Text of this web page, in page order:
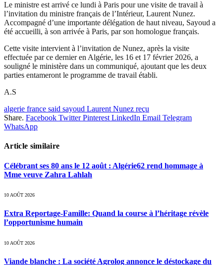
Le ministre est arrivé ce lundi à Paris pour une visite de travail à
l’invitation du ministre français de l’Intérieur, Laurent Nunez.
Accompagné d’une importante délégation de haut niveau, Sayoud a
été accueilli, à son arrivée à Paris, par son homologue français.
Cette visite intervient à l’invitation de Nunez, après la visite
effectuée par ce dernier en Algérie, les 16 et 17 février 2026, a
souligné le ministère dans un communiqué, ajoutant que les deux
parties entameront le programme de travail établi.
A.S
algerie france said sayoud Laurent Nunez reçu
Share. Facebook Twitter Pinterest LinkedIn Email Telegram
WhatsApp
Article similaire
Célébrant ses 80 ans le 12 août : Algérie62 rend hommage à
Mme veuve Zahra Lahlah
10 AOÛT 2026
Extra Reportage-Famille: Quand la course à l’héritage révèle
l’opportunisme humain
10 AOÛT 2026
Viande blanche : La société Agrolog annonce le déstockage du